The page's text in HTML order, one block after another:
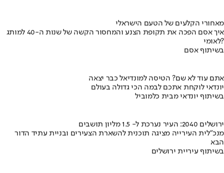
מאחורי הקלעים של הטעם הישראלי
איך אסם הפכה את תקופת הצנע והמחסור הקשה של שנות ה-40 למותג
לאומי?
בשיתוף אסם
אתם עוד לא שם? הטיסה למונדיאל כבר יצאה
יונדאי לוקחת אתכם לבמה הכי גדולה בעולם
בשיתוף יונדאי מבית כלמוביל
ירושלים 2040: העיר נערכת ל- 1.5 מליון תושבים
מנכ"לית העירייה מציגה תוכנית להשארת הצעירים ובניית עתיד הדור
הבא
בשיתוף עיריית ירושלים